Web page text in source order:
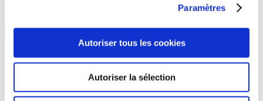
Paramètres
Autoriser tous les cookies
Autoriser la sélection
Les informations vous concernant font l’objet d’un traitement informatique
vers un pays hors Union européenne sur la base de clauses contractuelles. Vos
données sont conservées pendant trois ans à compter du dernier contact avec
Conformément à la loi « informatique et libertés » du 6 janvier 1978 modifiée,